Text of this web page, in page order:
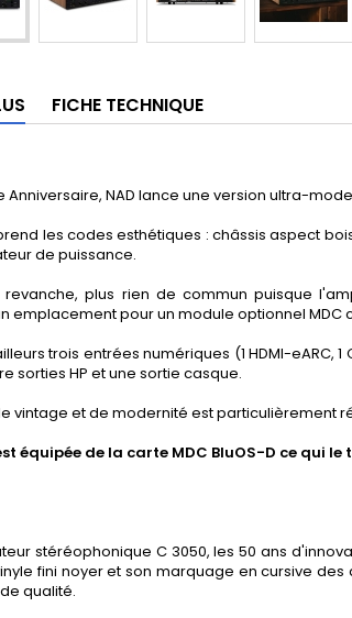
FICHE TECHNIQUE
Anniversaire, NAD lance une version ultra-
les codes esthétiques : châssis aspect
de puissance.
revanche, plus rien de commun puisque
emplacement pour un module optionnel MDC
trois entrées numériques (1 HDMI-eARC,
sorties HP et une sortie casque.
vintage et de modernité est particulièrement
équipée de la carte MDC BluOS-D ce qui
stéréophonique C 3050, les 50 ans
fini noyer et son marquage en cursive
qualité.